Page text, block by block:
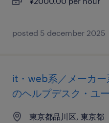
posted 5 december 2025
it・web系／メーカ
のヘルプデスク・ユ
東京都品川区, 東京都